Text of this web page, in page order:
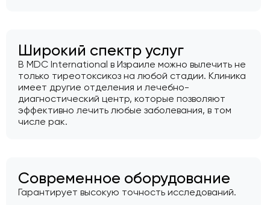
Широкий спектр услуг
В MDC International в Израиле можно вылечить не
только тиреотоксикоз на любой стадии. Клиника
имеет другие отделения и лечебно-
диагностический центр, которые позволяют
эффективно лечить любые заболевания, в том
числе рак.
Современное оборудование
Гарантирует высокую точность исследований.